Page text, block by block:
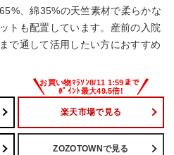
、綿35%の天竺素材で柔らかな
トも配置しています。産前の入院
で通して活用したい方におすすめ
楽天市場で見る
ZOZOTOWNで見る